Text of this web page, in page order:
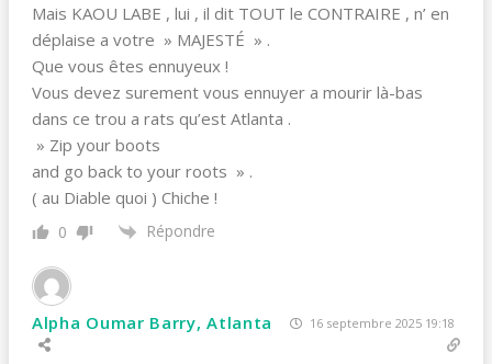
Mais KAOU LABE , lui , il dit TOUT le CONTRAIRE , n’ en
déplaise a votre » MAJESTÉ » .
Que vous êtes ennuyeux !
Vous devez surement vous ennuyer a mourir là-bas
dans ce trou a rats qu’est Atlanta .
» Zip your boots
and go back to your roots » .
( au Diable quoi ) Chiche !
0 Répondre
Alpha Oumar Barry, Atlanta 16 septembre 2025 19:18